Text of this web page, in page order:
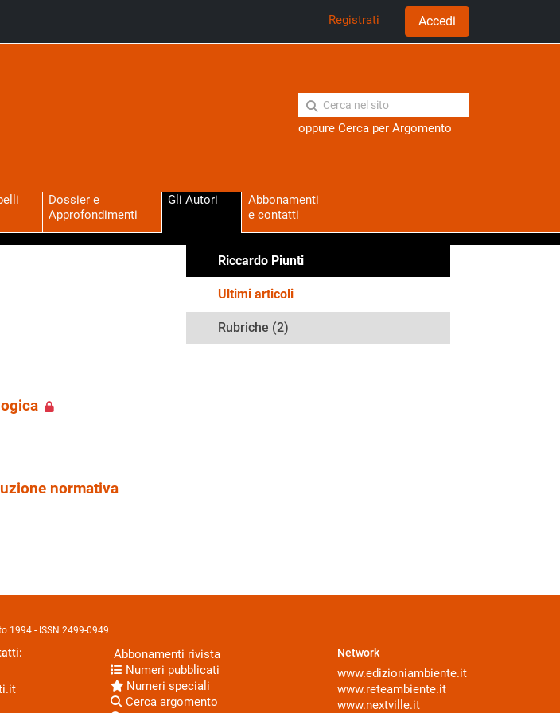
Registrati Accedi
oppure Cerca per Argomento
Dossier e
Approfondimenti
Gli Autori
Abbonamenti
e contatti
normativa
Riccardo Piunti
Ultimi articoli
Rubriche (2)
1994 - ISSN 2499-0949
Abbonamenti rivista
Numeri pubblicati
Numeri speciali
Cerca argomento
Network
www.edizioniambiente.it
www.reteambiente.it
www.nextville.it